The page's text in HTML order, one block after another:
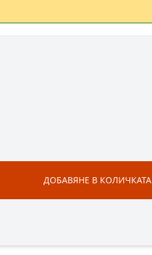
ДОБАВЯНЕ В КОЛИЧКАТА